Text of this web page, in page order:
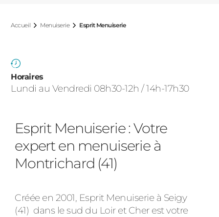
Accueil Menuiserie Esprit Menuiserie
Horaires
Lundi au Vendredi 08h30-12h / 14h-17h30
Esprit Menuiserie : Votre
expert en menuiserie à
Montrichard (41)
Créée en 2001, Esprit Menuiserie à Seigy
(41) dans le sud du Loir et Cher est votre